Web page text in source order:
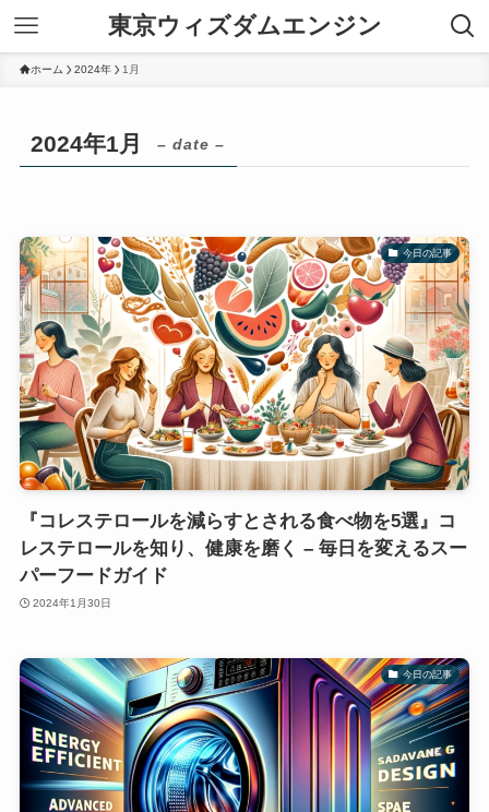
東京ウィズダムエンジン
ホーム 2024年 1月
2024年1月 – date –
今日の記事
『コレステロールを減らすとされる食べ物を5選』コ
レステロールを知り、健康を磨く – 毎日を変えるスー
パーフードガイド
2024年1月30日
今日の記事